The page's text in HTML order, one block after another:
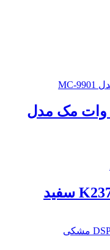
سشوار موتور سنگین 2400 وات مک مدل